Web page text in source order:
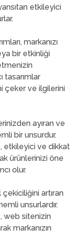
etkileyici
markanızı
bir etkinliği
tasarımlar
çeker ve ilgilerini
ayıran ve
bir unsurdur.
etkileyici ve dikkat
ürünlerinizi öne
olur.
artıran
unsurlardır.
web sitenizin
markanızın